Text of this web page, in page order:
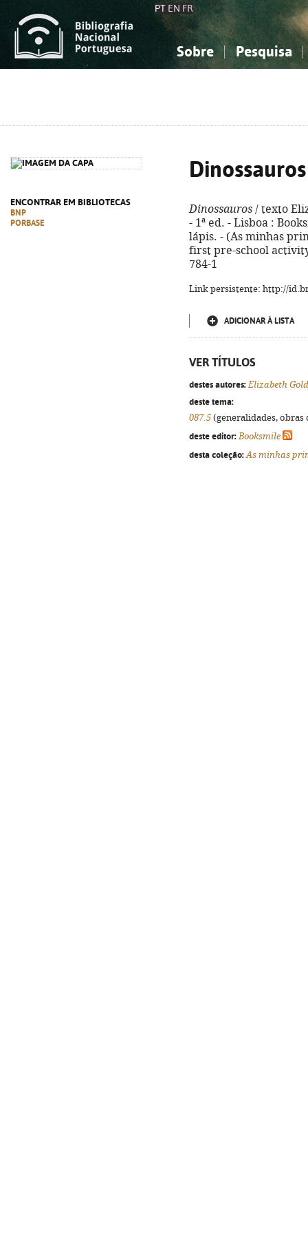
PT EN FR
Sobre Pesquisa
ENCONTRAR EM BIBLIOTECAS
BNP
PORBASE
Dinossauros
Dinossauros / texto
- 1ª ed. - Lisboa :
lápis. - (As minhas
first pre-school
784-1
Link persistente: http://
ADICIONAR À LISTA
VER TÍTULOS
destes autores: Elizabeth
deste tema:
087.5 (generalidades,
deste editor: Booksmile
desta coleção: As minhas